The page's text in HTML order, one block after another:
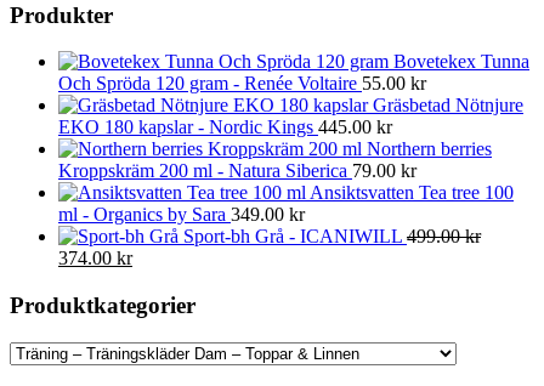
Produkter
Bovetekex Tunna
Och Spröda 120 gram - Renée Voltaire 55.00 kr
Gräsbetad Nötnjure
EKO 180 kapslar - Nordic Kings 445.00 kr
Northern berries
Kroppskräm 200 ml - Natura Siberica 79.00 kr
Ansiktsvatten Tea tree 100
ml - Organics by Sara 349.00 kr
Sport-bh Grå - ICANIWILL 499.00kr
Det
priset
499.00 kr.
374.00 krDet
priset
är:
374.00 kr.
Produktkategorier